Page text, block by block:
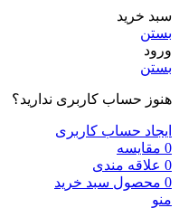
سبد خرید
بستن
ورود
بستن
هنوز حساب کاربری ندارید؟
ایجاد حساب کاربری
0 مقایسه
0 علاقه مندی
0 محصول سبد خرید
منو